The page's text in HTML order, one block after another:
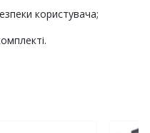
користувача;